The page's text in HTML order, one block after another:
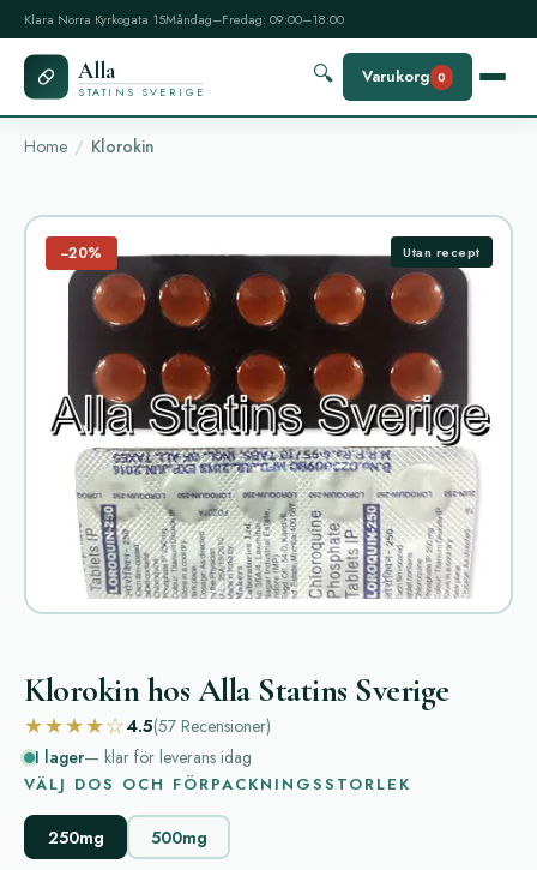
Klara Norra Kyrkogata 15Måndag–Fredag: 09:00–18:00
Alla
STATINS SVERIGE
🔍 Varukorg 0
Home Klorokin
−20% Utan recept
Klorokin hos Alla Statins Sverige
★★★★☆4.5(57 Recensioner)
I lager— klar för leverans idag
VÄLJ DOS OCH FÖRPACKNINGSSTORLEK
250mg 500mg